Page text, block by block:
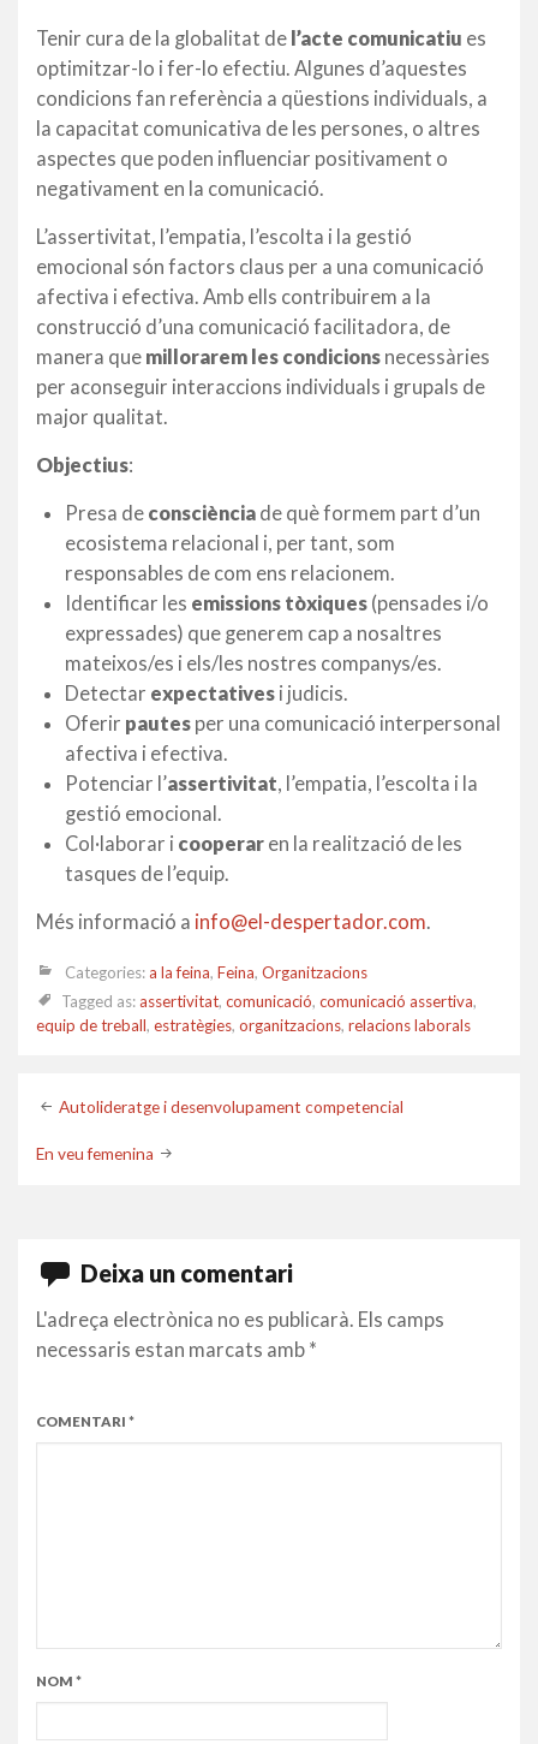
Tenir cura de la globalitat de l’acte comunicatiu es
optimitzar-lo i fer-lo efectiu. Algunes d’aquestes
condicions fan referència a qüestions individuals, a
la capacitat comunicativa de les persones, o altres
aspectes que poden influenciar positivament o
negativament en la comunicació.
L’assertivitat, l’empatia, l’escolta i la gestió
emocional són factors claus per a una comunicació
afectiva i efectiva. Amb ells contribuirem a la
construcció d’una comunicació facilitadora, de
manera que millorarem les condicions necessàries
per aconseguir interaccions individuals i grupals de
major qualitat.
Objectius:
Presa de consciència de què formem part d’un
ecosistema relacional i, per tant, som
responsables de com ens relacionem.
Identificar les emissions tòxiques (pensades i/o
expressades) que generem cap a nosaltres
mateixos/es i els/les nostres companys/es.
Detectar expectatives i judicis.
Oferir pautes per una comunicació interpersonal
afectiva i efectiva.
Potenciar l’assertivitat, l’empatia, l’escolta i la
gestió emocional.
Col·laborar i cooperar en la realització de les
tasques de l’equip.
Més informació a info@el-despertador.com.
Categories:a la feina, Feina, Organitzacions
Tagged as:assertivitat, comunicació, comunicació assertiva,
equip de treball, estratègies, organitzacions, relacions laborals
Post
navigation
Autolideratge i desenvolupament competencial
En veu femenina
Deixa un comentari
L'adreça electrònica no es publicarà. Els camps
necessaris estan marcats amb *
COMENTARI *
NOM *